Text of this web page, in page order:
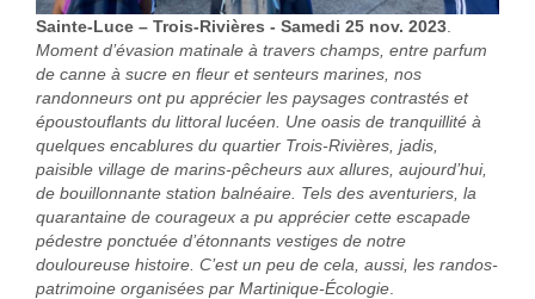
Sainte-Luce – Trois-Rivières - Samedi 25 nov. 2023
Moment d’évasion matinale à travers champs, entre parfum
de canne à sucre en fleur et senteurs marines, nos
randonneurs ont pu apprécier les paysages contrastés et
époustouflants du littoral lucéen. Une oasis de tranquillité à
quelques encablures du quartier Trois-Rivières, jadis,
paisible village de marins-pêcheurs aux allures, aujourd’hui,
de bouillonnante station balnéaire. Tels des aventuriers, la
quarantaine de courageux a pu apprécier cette escapade
pédestre ponctuée d’étonnants vestiges de notre
douloureuse histoire. C’est un peu de cela, aussi, les randos-
patrimoine organisées par Martinique-Écologie